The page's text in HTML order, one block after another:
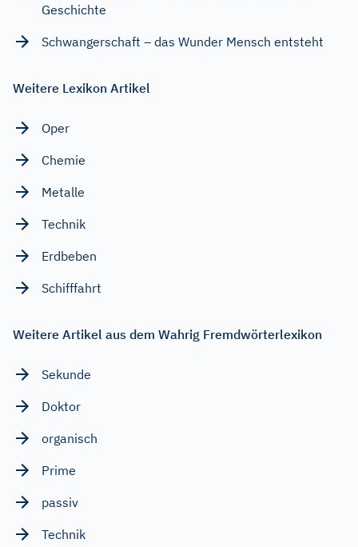
Geschichte
Schwangerschaft – das Wunder Mensch entsteht
Weitere Lexikon Artikel
Oper
Chemie
Metalle
Technik
Erdbeben
Schifffahrt
Weitere Artikel aus dem Wahrig Fremdwörterlexikon
Sekunde
Doktor
organisch
Prime
passiv
Technik